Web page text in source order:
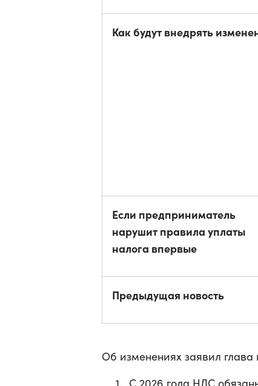
Как будут внедрять
Если предприниматель
нарушит правила уплаты
налога впервые
Предыдущая новость
Об изменениях заявил
С 2026 года НДС